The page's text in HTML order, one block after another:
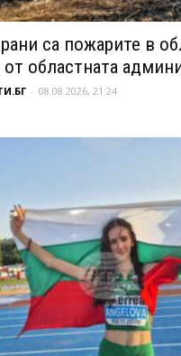
са пожарите в
областната
- 08.08.2026, 21:24